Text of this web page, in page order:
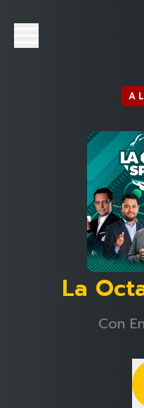
La
Con